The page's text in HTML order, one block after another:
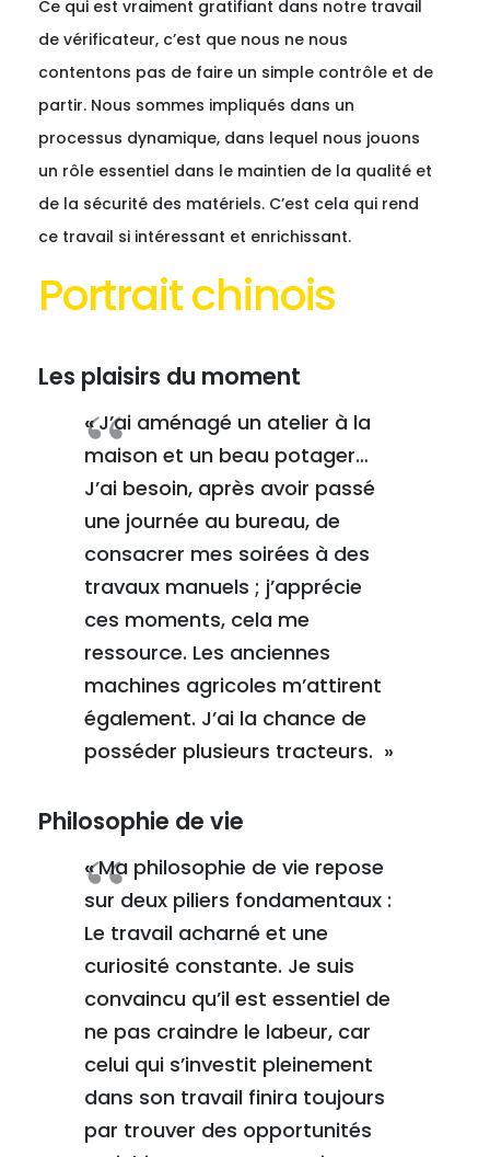
Ce qui est vraiment gratifiant dans notre travail
de vérificateur, c’est que nous ne nous
contentons pas de faire un simple contrôle et de
partir. Nous sommes impliqués dans un
processus dynamique, dans lequel nous jouons
un rôle essentiel dans le maintien de la qualité et
de la sécurité des matériels. C’est cela qui rend
ce travail si intéressant et enrichissant.
Portrait chinois
Les plaisirs du moment
«J’ai aménagé un atelier à la
maison et un beau potager…
J’ai besoin, après avoir passé
une journée au bureau, de
consacrer mes soirées à des
travaux manuels ; j’apprécie
ces moments, cela me
ressource. Les anciennes
machines agricoles m’attirent
également. J’ai la chance de
posséder plusieurs tracteurs. »
Philosophie de vie
«Ma philosophie de vie repose
sur deux piliers fondamentaux :
Le travail acharné et une
curiosité constante. Je suis
convaincu qu’il est essentiel de
ne pas craindre le labeur, car
celui qui s’investit pleinement
dans son travail finira toujours
par trouver des opportunités